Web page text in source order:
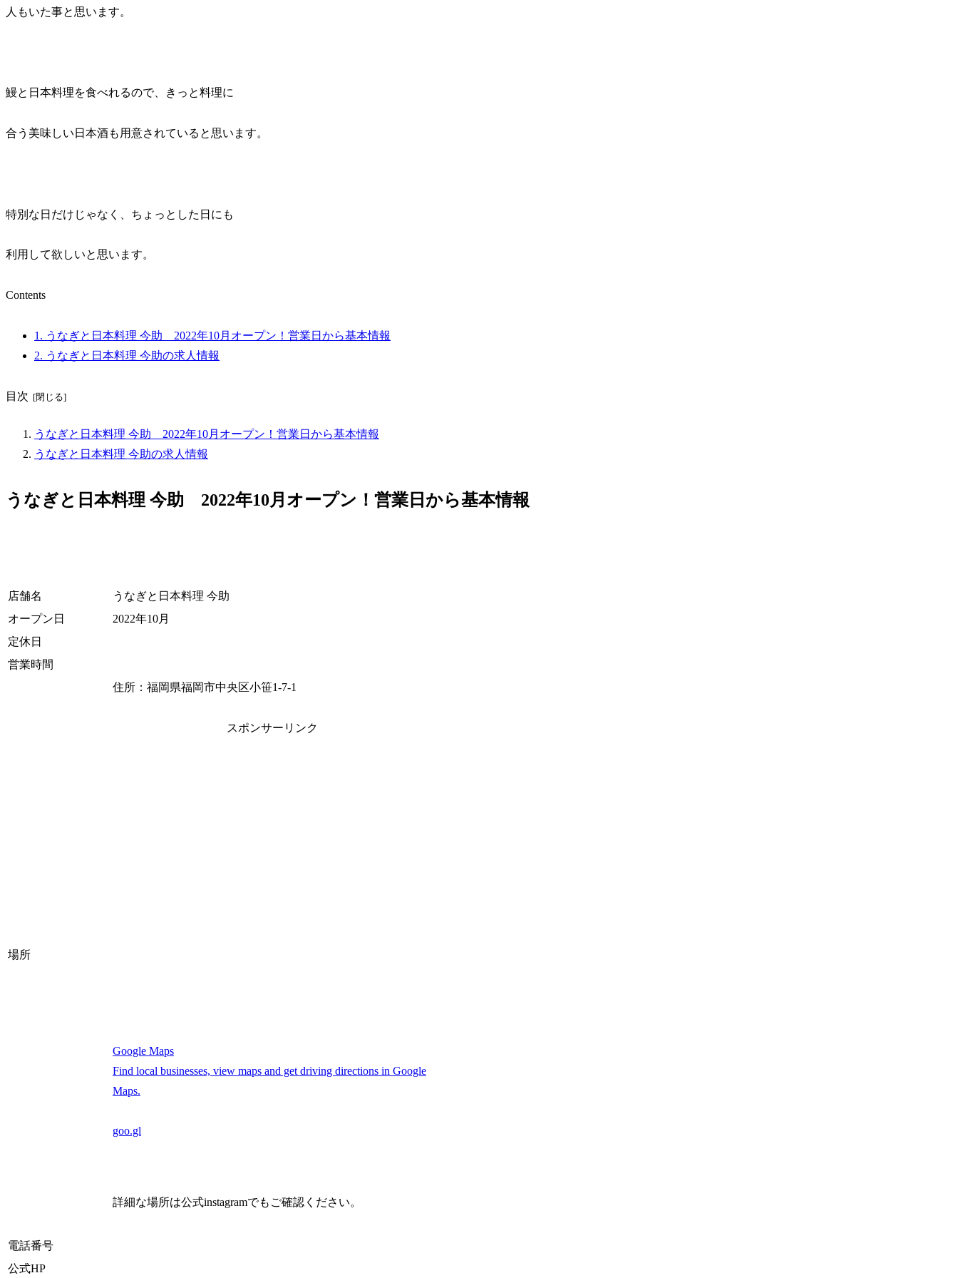
人もいた事と思います。
鰻と日本料理を食べれるので、きっと料理に
合う美味しい日本酒も用意されていると思います。
特別な日だけじゃなく、ちょっとした日にも
利用して欲しいと思います。
Contents
1. うなぎと日本料理 今助 2022年10月オープン！営業日から基本情報
2. うなぎと日本料理 今助の求人情報
目次
うなぎと日本料理 今助 2022年10月オープン！営業日から基本情報
うなぎと日本料理 今助の求人情報
うなぎと日本料理 今助 2022年10月オープン！営業日から基本情報
店舗名
うなぎと日本料理 今助
オープン日
2022年10月
定休日
営業時間
場所
住所：福岡県福岡市中央区小笹1-7-1
スポンサーリンク
Google Maps
Find local businesses, view maps and get driving directions in Google
Maps.
goo.gl
詳細な場所は公式instagramでもご確認ください。
電話番号
公式HP